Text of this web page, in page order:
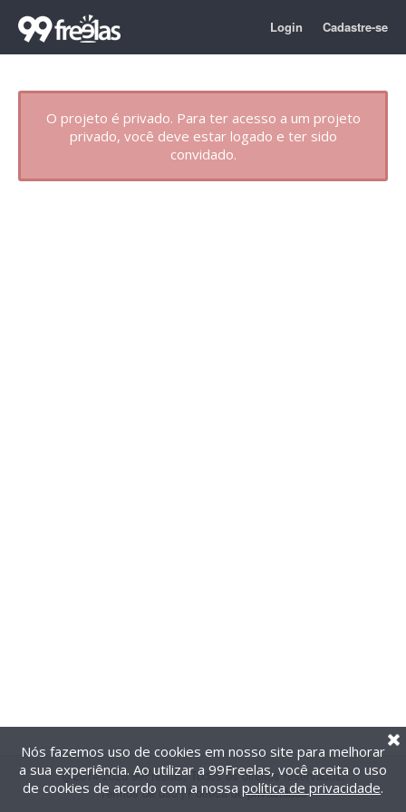
Login Cadastre-se
O projeto é privado. Para ter acesso a um projeto
privado, você deve estar logado e ter sido
convidado.
@2014-2026 99Freelas. Todos os direitos reservados.
Termos de uso| Política de privacidade
Nós fazemos uso de cookies em nosso site para melhorar
a sua experiência. Ao utilizar a 99Freelas, você aceita o uso
de cookies de acordo com a nossa política de privacidade.